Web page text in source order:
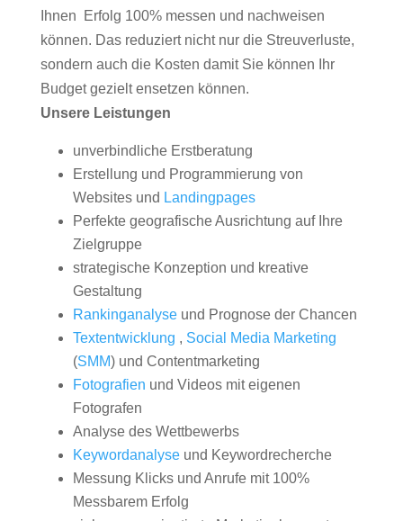
Ihnen Erfolg 100% messen und nachweisen
können. Das reduziert nicht nur die Streuverluste,
sondern auch die Kosten damit Sie können Ihr
Budget gezielt ensetzen können.
Unsere Leistungen
unverbindliche Erstberatung
Erstellung und Programmierung von
Websites und Landingpages
Perfekte geografische Ausrichtung auf Ihre
Zielgruppe
strategische Konzeption und kreative
Gestaltung
Rankinganalyseund Prognose der Chancen
Textentwicklung , Social Media Marketing
(SMM) und Contentmarketing
Fotografien und Videos mit eigenen
Fotografen
Analyse des Wettbewerbs
Keywordanalyseund Keywordrecherche
Messung Klicks und Anrufe mit 100%
Messbarem Erfolg